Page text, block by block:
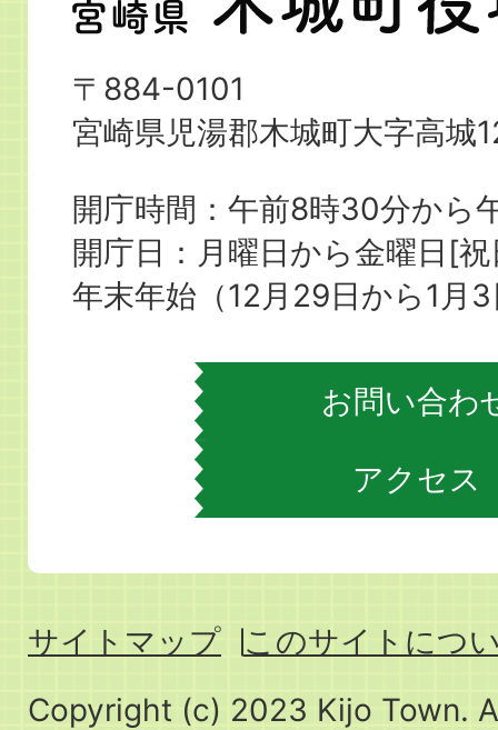
崎
県
木
町
役
場
〒884-0101
宮崎県児湯郡木城町大字高城
開庁時間：午前8時30分から
開庁日：月曜日から金曜日[
年末年始（12月29日から1月
お問い合わ
アクセス
サイトマップ
このサイトにつ
Copyright (c) 2023 Kijo Town.